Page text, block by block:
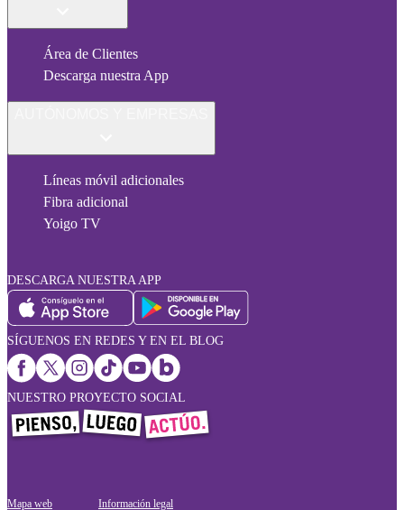
Área de Clientes
Descarga nuestra App
Líneas móvil adicionales
Fibra adicional
Yoigo TV
DESCARGA NUESTRA APP
SÍGUENOS EN REDES Y EN EL BLOG
NUESTRO PROYECTO SOCIAL
Mapa web Información legal